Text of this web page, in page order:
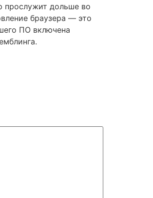
прослужит дольше во
браузера — это
ПО включена